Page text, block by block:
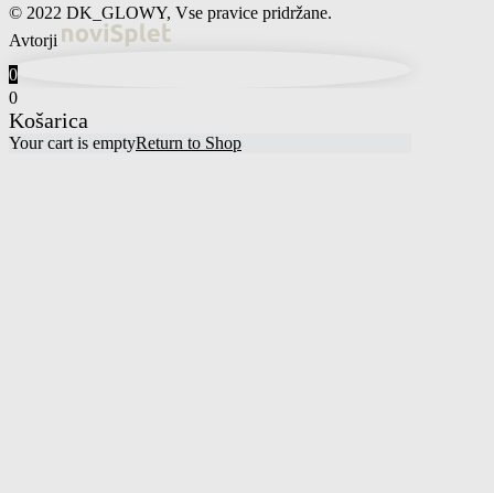
© 2022 DK_GLOWY, Vse pravice pridržane.
Avtorji
0
0
Košarica
Your cart is emptyReturn to Shop